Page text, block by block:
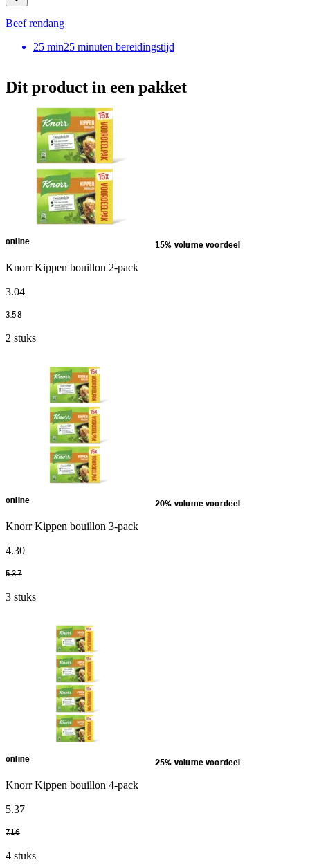
Beef rendang
25 min25 minuten bereidingstijd
Dit product in een pakket
online 15% volume voordeel
Knorr Kippen bouillon 2-pack
3.04
3.58
2 stuks
online 20% volume voordeel
Knorr Kippen bouillon 3-pack
4.30
5.37
3 stuks
online 25% volume voordeel
Knorr Kippen bouillon 4-pack
5.37
7.16
4 stuks